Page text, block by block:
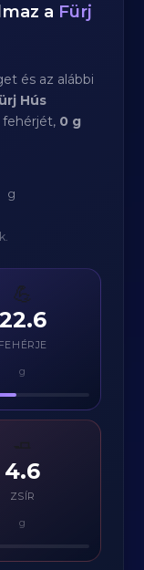
a Fürj
és az alábbi
Hús
fehérjét, 0 g
g
💪
22.6
FEHÉRJE
g
4.6
ZSÍR
g